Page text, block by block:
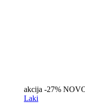
akcija -27%
Laki